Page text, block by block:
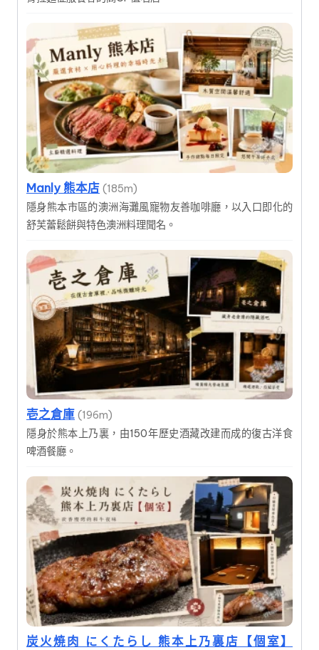
Manly 熊本店 (185m)
隱身熊本市區的澳洲海灘風寵物友善咖啡廳，以入口即化的
舒芙蕾鬆餅與特色澳洲料理聞名。
壱之倉庫 (196m)
隱身於熊本上乃裏，由150年歷史酒藏改建而成的復古洋食
啤酒餐廳。
炭火焼肉 にくたらし 熊本上乃裏店【個室】